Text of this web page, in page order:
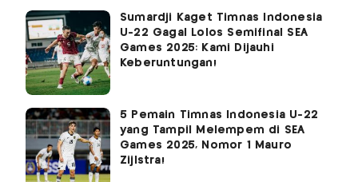
Sumardji Kaget Timnas Indonesia
U-22 Gagal Lolos Semifinal SEA
Games 2025: Kami Dijauhi
Keberuntungan!
5 Pemain Timnas Indonesia U-22
yang Tampil Melempem di SEA
Games 2025, Nomor 1 Mauro
Zijlstra!